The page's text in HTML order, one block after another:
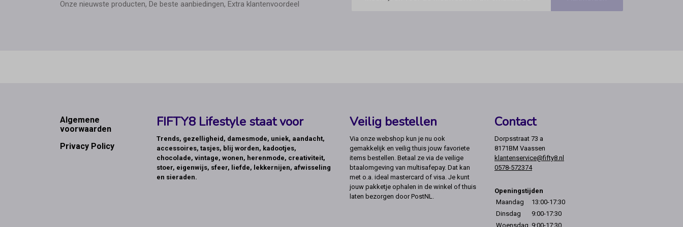
Onze nieuwste producten, De beste aanbiedingen, Extra klantenvoordeel
Footer
Algemene
voorwaarden
Privacy Policy
FIFTY8 Lifestyle staat voor
Trends, gezelligheid, damesmode, uniek, aandacht,
accessoires, tasjes, blij worden, kadootjes,
chocolade, vintage, wonen, herenmode, creativiteit,
stoer, eigenwijs, sfeer, liefde, lekkernijen, afwisseling
en sieraden.
Veilig bestellen
Via onze webshop kun je nu ook
gemakkelijk en veilig thuis jouw favoriete
items bestellen. Betaal ze via de veilige
btaalomgeving van multisafepay. Dat kan
met o.a. ideal mastercard of visa. Je kunt
jouw pakketje ophalen in de winkel of thuis
laten bezorgen door PostNL.
Contact
Dorpsstraat 73 a
8171BM Vaassen
klantenservice@fifty8.nl
0578-572374
Openingstijden
Maandag
13:00-17:30
Dinsdag
9:00-17:30
Woensdag 9:00-17:30